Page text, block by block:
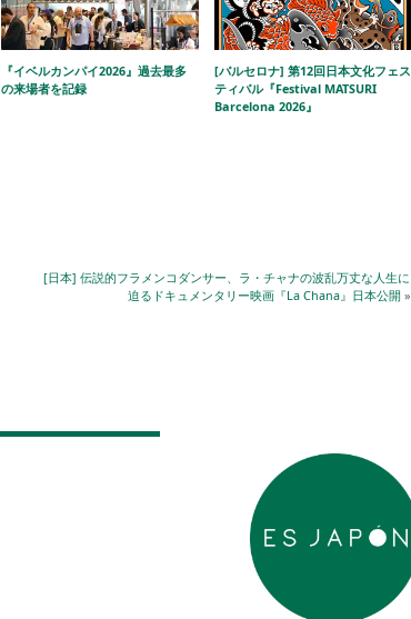
『イベルカンパイ2026』過去最多
の来場者を記録
[バルセロナ] 第12回日本文化フェス
ティバル『Festival MATSURI
Barcelona 2026』
[日本] 伝説的フラメンコダンサー、ラ・チャナの波乱万丈な人生に
迫るドキュメンタリー映画『La Chana』日本公開»